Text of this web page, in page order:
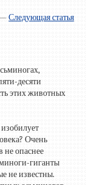
Следующая статья
десяти
этих животных
Очень
не опаснее
гиганты
не известны.